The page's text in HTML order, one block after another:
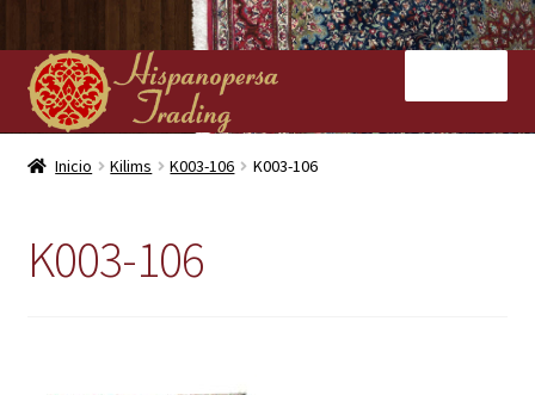
Ir
a
la
navegación
Ir
al
contenido
InicioInicio Kilims K003-106 K003-106
K003-106